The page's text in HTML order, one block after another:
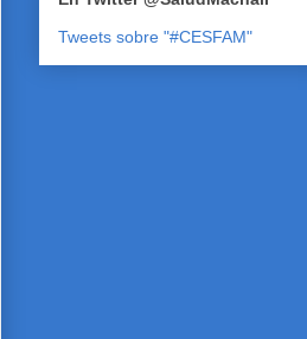
Tweets sobre "#CESFAM"